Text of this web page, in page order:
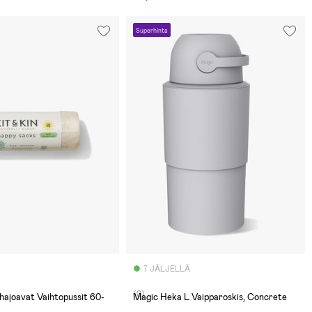
Superhinta
7 JÄLJELLÄ
(0)
Magic Heka L Vaipparoskis, Concrete